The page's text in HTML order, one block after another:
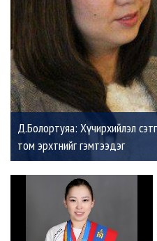
Д.Болортуяа: Хүчирхийлэл
том эрхтнийг гэмтээдэг